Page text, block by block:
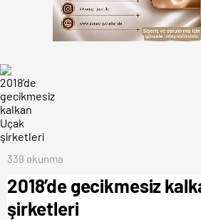
339 okunma
2018’de gecikmesiz
şirketleri